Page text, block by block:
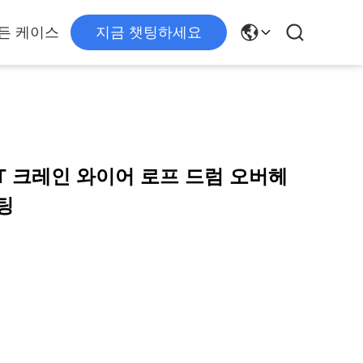
케이스 지금 챗팅하세요
레인 와이어 로프 드럼 오버헤